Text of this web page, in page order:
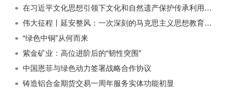
在习近平文化思想引领下文化和自然遗产保护传承利用工作开创新局面
伟大征程丨延安整风：一次深刻的马克思主义思想教育运动
“绿色中铜”从何而来
紫金矿业：高位进阶后的“韧性突围”
中国恩菲与绿色动力签署战略合作协议
铸造铝合金期货交易一周年服务实体功能初显